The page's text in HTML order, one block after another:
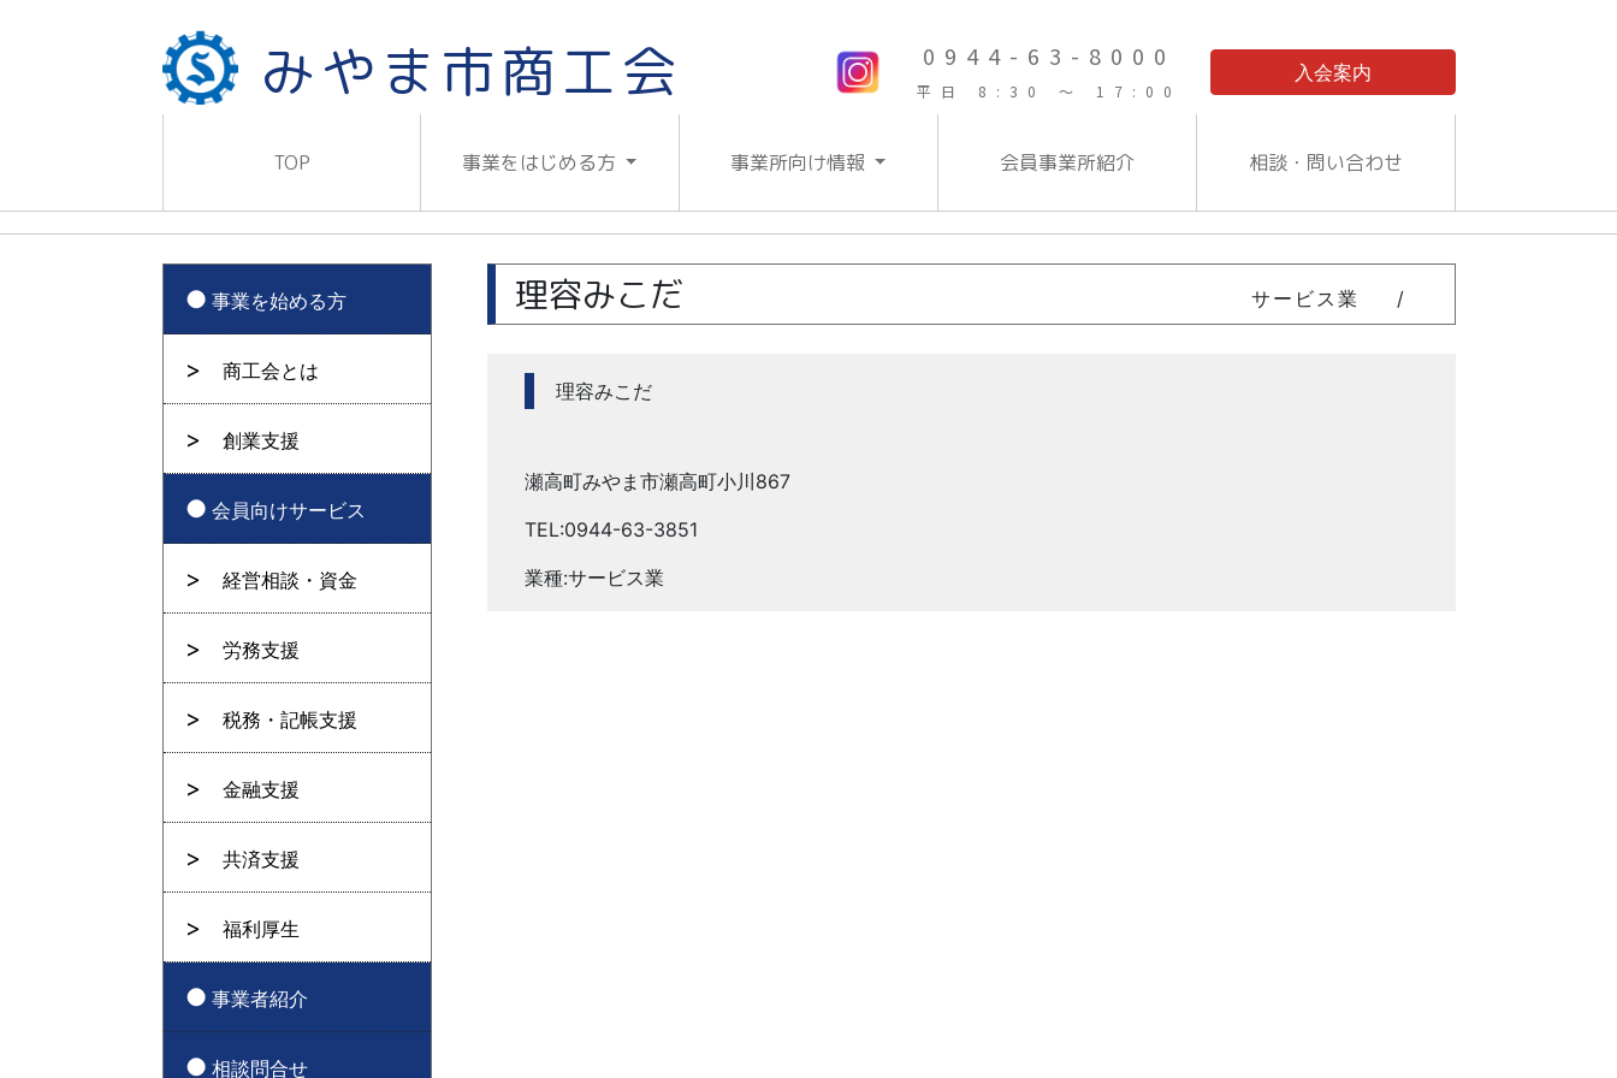
みやま市商工会 0944-63-8000
平日 8:30 ～ 17:00
入会案内
TOP 事業をはじめる方 事業所向け情報 会員事業所紹介 相談・問い合わせ
理容みこだ サービス業 /
理容みこだ
瀬高町みやま市瀬高町小川867
TEL:0944-63-3851
業種:サービス業
事業を始める方
商工会とは
創業支援
会員向けサービス
経営相談・資金
労務支援
税務・記帳支援
金融支援
共済支援
福利厚生
事業者紹介
相談問合せ